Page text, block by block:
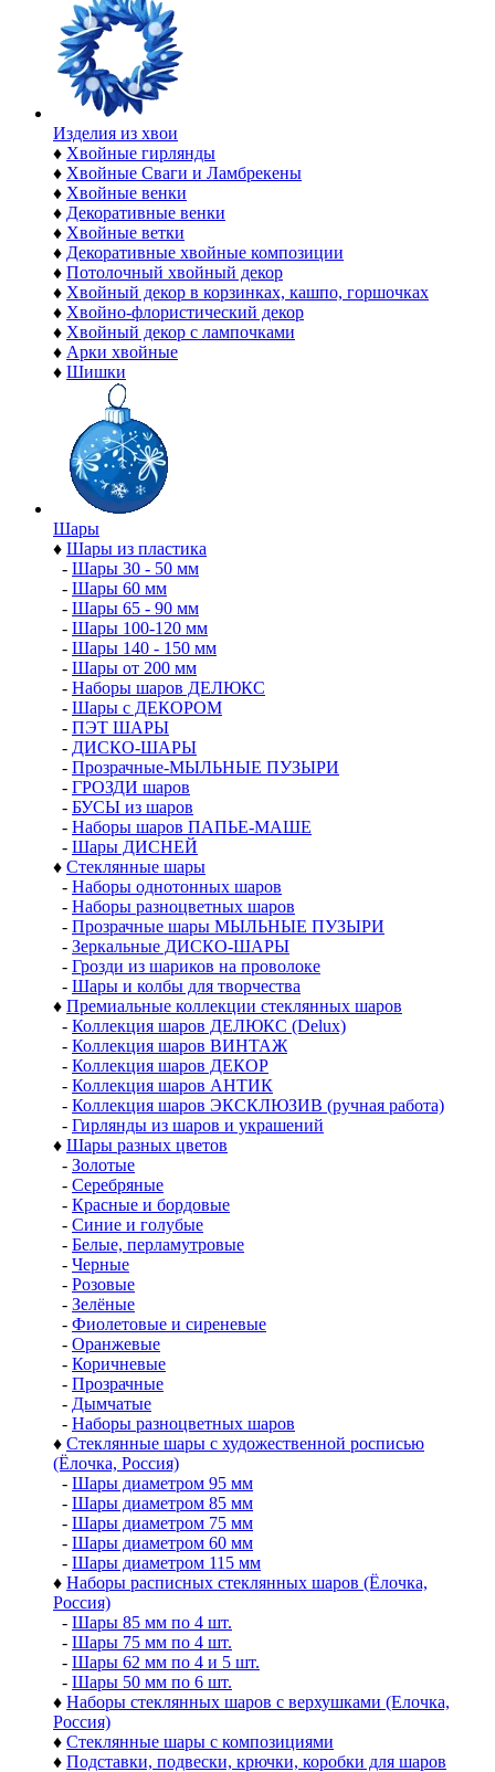
Изделия из хвои
♦ Хвойные гирлянды
♦ Хвойные Сваги и Ламбрекены
♦ Хвойные венки
♦ Декоративные венки
♦ Хвойные ветки
♦ Декоративные хвойные композиции
♦ Потолочный хвойный декор
♦ Хвойный декор в корзинках, кашпо, горшочках
♦ Хвойно-флористический декор
♦ Хвойный декор с лампочками
♦ Арки хвойные
♦ Шишки
Шары
♦ Шары из пластика
- Шары 30 - 50 мм
- Шары 60 мм
- Шары 65 - 90 мм
- Шары 100-120 мм
- Шары 140 - 150 мм
- Шары от 200 мм
- Наборы шаров ДЕЛЮКС
- Шары с ДЕКОРОМ
- ПЭТ ШАРЫ
- ДИСКО-ШАРЫ
- Прозрачные-МЫЛЬНЫЕ ПУЗЫРИ
- ГРОЗДИ шаров
- БУСЫ из шаров
- Наборы шаров ПАПЬЕ-МАШЕ
- Шары ДИСНЕЙ
♦ Стеклянные шары
- Наборы однотонных шаров
- Наборы разноцветных шаров
- Прозрачные шары МЫЛЬНЫЕ ПУЗЫРИ
- Зеркальные ДИСКО-ШАРЫ
- Грозди из шариков на проволоке
- Шары и колбы для творчества
♦ Премиальные коллекции стеклянных шаров
- Коллекция шаров ДЕЛЮКС (Delux)
- Коллекция шаров ВИНТАЖ
- Коллекция шаров ДЕКОР
- Коллекция шаров АНТИК
- Коллекция шаров ЭКСКЛЮЗИВ (ручная работа)
- Гирлянды из шаров и украшений
♦ Шары разных цветов
- Золотые
- Серебряные
- Красные и бордовые
- Синие и голубые
- Белые, перламутровые
- Черные
- Розовые
- Зелёные
- Фиолетовые и сиреневые
- Оранжевые
- Коричневые
- Прозрачные
- Дымчатые
- Наборы разноцветных шаров
♦ Стеклянные шары с художественной росписью
(Ёлочка, Россия)
- Шары диаметром 95 мм
- Шары диаметром 85 мм
- Шары диаметром 75 мм
- Шары диаметром 60 мм
- Шары диаметром 115 мм
♦ Наборы расписных стеклянных шаров (Ёлочка,
Россия)
- Шары 85 мм по 4 шт.
- Шары 75 мм по 4 шт.
- Шары 62 мм по 4 и 5 шт.
- Шары 50 мм по 6 шт.
♦ Наборы стеклянных шаров с верхушками (Елочка,
Россия)
♦ Стеклянные шары с композициями
♦ Подставки, подвески, крючки, коробки для шаров